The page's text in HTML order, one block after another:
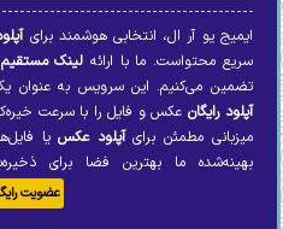
ایمیج یو آر ال، انتخابی هوشمند برای
سریع محتواست. ما با ارائه لینک
تضمین می‌کنیم. این سرویس به عنوان
آپلود رایگانعکس و فایل را با سرعت
میزبانی مطمئن برایآپلود عکسیا
بهینه‌شده ما بهترین فضا برای
عضویت